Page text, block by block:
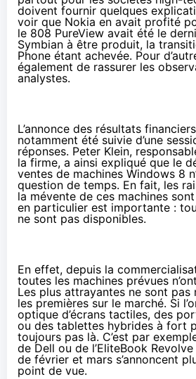
doivent fournir quelques
voir que Nokia en avait profité
le 808 PureView avait été le
Symbian à être produit, la
Phone étant achevée. Pour
également de rassurer les
analystes.
L’annonce des résultats
notamment été suivie d’une
réponses. Peter Klein,
la firme, a ainsi expliqué que le
ventes de machines Windows 8
question de temps. En fait, les
la mévente de ces machines
en particulier est importante :
ne sont pas disponibles.
En effet, depuis la
toutes les machines prévues
Les plus attrayantes ne sont pas
les premières sur le marché. Si
optique d’écrans tactiles, des
ou des tablettes hybrides à fort
toujours pas là. C’est par
de Dell ou de l’EliteBook
de février et mars s’annoncent
point de vue.